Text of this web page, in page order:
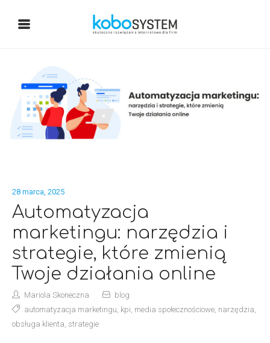
28 marca, 2025
Automatyzacja
marketingu: narzędzia i
strategie, które zmienią
Twoje działania online
Mariola Skoneczna
blog
automatyzacja marketingu, kpi, media społecznościowe, narzędzia,
obsługa klienta, strategie